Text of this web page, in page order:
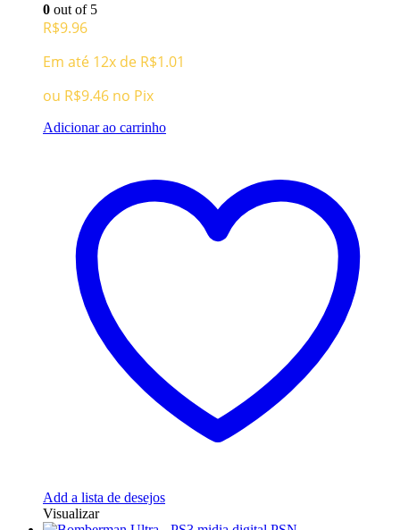
0 out of 5
R$9.96
Em até 12x de R$1.01
ou R$9.46 no Pix
Adicionar ao carrinho
Add a lista de desejos
Visualizar